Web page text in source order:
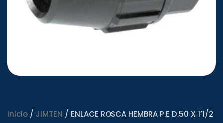
Inicio / JIMTEN / ENLACE ROSCA HEMBRA P.E D.50 X 1’1/2